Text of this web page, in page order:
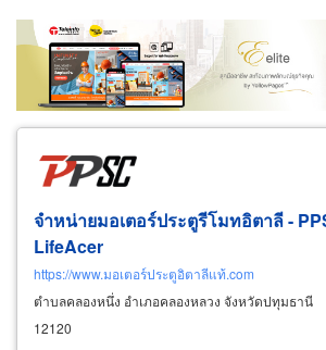
ขายส่ง ขายปลีก ผู้ผลิต
ผู้ส่งออก/นำเข้า
ธุรกิจบริการ
จำหน่ายมอเตอร์ประตูรีโมทอิตาลี -
LifeAcer
https://www.มอเตอร์ประตูอิตาลีแท้.com
ตำบลคลองหนึ่ง อำเภอคลองหลวง จังหวัดปทุมธานี
12120